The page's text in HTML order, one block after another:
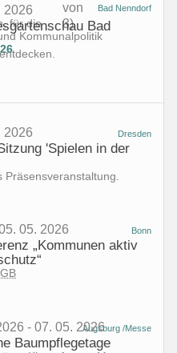
für die
Kommunalpolitik
2026
Bad
Bad Nenndorf
2026
'Spielen in der
Dresden
05. 2026
„Kommunen aktiv
Bonn
- 07. 05. 2026
Baumpflegetage
Augsburg /Messe